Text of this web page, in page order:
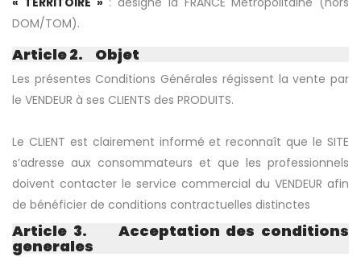
DOM/TOM).
Article 2. Objet
Les présentes Conditions Générales régissent la vente par
le VENDEUR à ses CLIENTS des PRODUITS.
Le CLIENT est clairement informé et reconnaît que le SITE
s’adresse aux consommateurs et que les professionnels
doivent contacter le service commercial du VENDEUR afin
de bénéficier de conditions contractuelles distinctes
Article 3. Acceptation des conditions
generales